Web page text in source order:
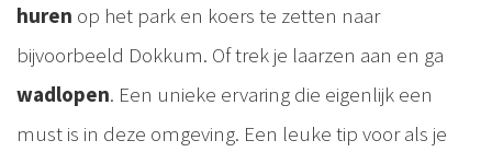
huren op het park en koers te zetten naar
bijvoorbeeld Dokkum. Of trek je laarzen aan en ga
wadlopen. Een unieke ervaring die eigenlijk een
must is in deze omgeving. Een leuke tip voor als je